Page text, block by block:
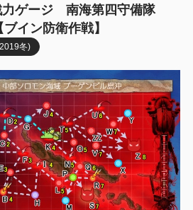
力ゲージ 南海第四守備隊
イン防衛作戦】
冬)